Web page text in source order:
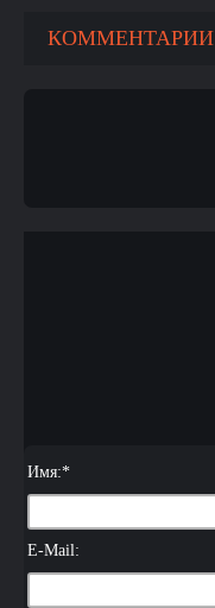
КОММЕНТАРИИ
Имя:*
E-Mail: